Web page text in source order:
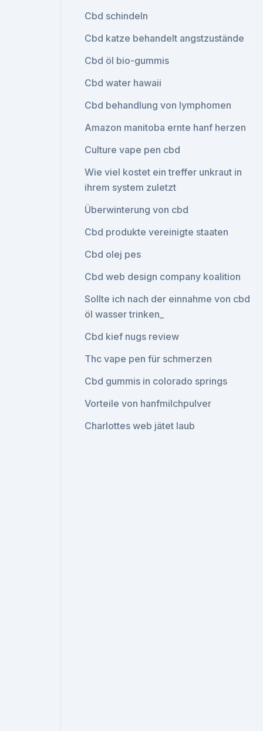
Cbd schindeln
Cbd katze behandelt angstzustände
Cbd öl bio-gummis
Cbd water hawaii
Cbd behandlung von lymphomen
Amazon manitoba ernte hanf herzen
Culture vape pen cbd
Wie viel kostet ein treffer unkraut in
ihrem system zuletzt
Überwinterung von cbd
Cbd produkte vereinigte staaten
Cbd olej pes
Cbd web design company koalition
Sollte ich nach der einnahme von cbd
öl wasser trinken_
Cbd kief nugs review
Thc vape pen für schmerzen
Cbd gummis in colorado springs
Vorteile von hanfmilchpulver
Charlottes web jätet laub